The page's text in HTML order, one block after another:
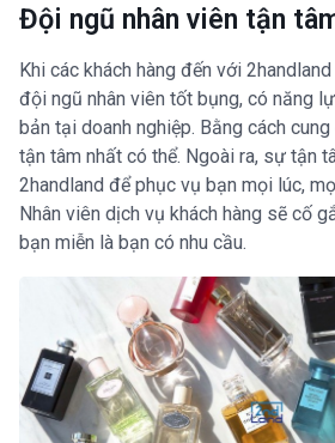
Đội ngũ nhân viên tận
Khi các khách hàng đến với
đội ngũ nhân viên tốt bụng, có năng
bản tại doanh nghiệp. Bằng cách
tận tâm nhất có thể. Ngoài ra, sự tận
2handland để phục vụ bạn mọi lúc,
Nhân viên dịch vụ khách hàng sẽ cố
bạn miễn là bạn có nhu cầu.